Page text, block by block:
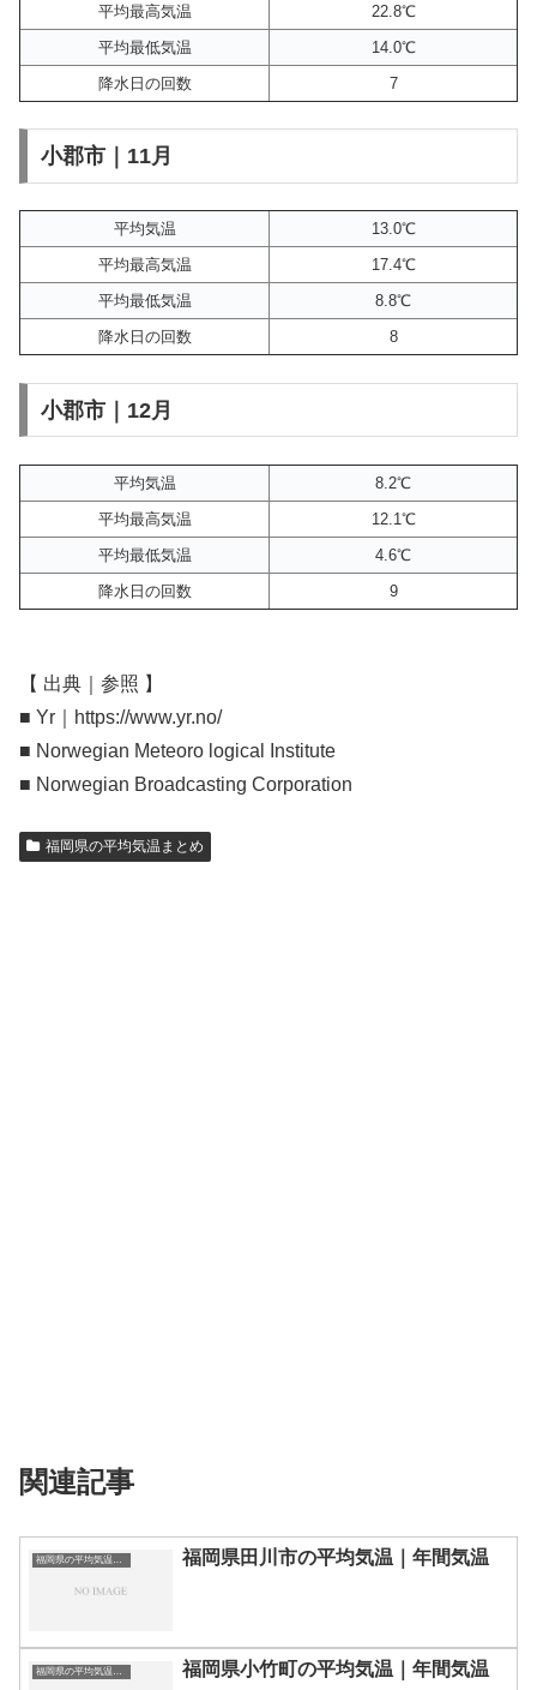
平均最高気温
22.8℃
平均最低気温
14.0℃
降水日の回数
7
小郡市｜11月
平均気温
13.0℃
平均最高気温
17.4℃
平均最低気温
8.8℃
降水日の回数
8
小郡市｜12月
平均気温
8.2℃
平均最高気温
12.1℃
平均最低気温
4.6℃
降水日の回数
9
【 出典｜参照 】
■ Yr｜https://www.yr.no/
■ Norwegian Meteoro logical Institute
■ Norwegian Broadcasting Corporation
福岡県の平均気温まとめ
関連記事
福岡県の平均気温まとめ 福岡県田川市の平均気温｜年間気温
福岡県の平均気温まとめ 福岡県小竹町の平均気温｜年間気温